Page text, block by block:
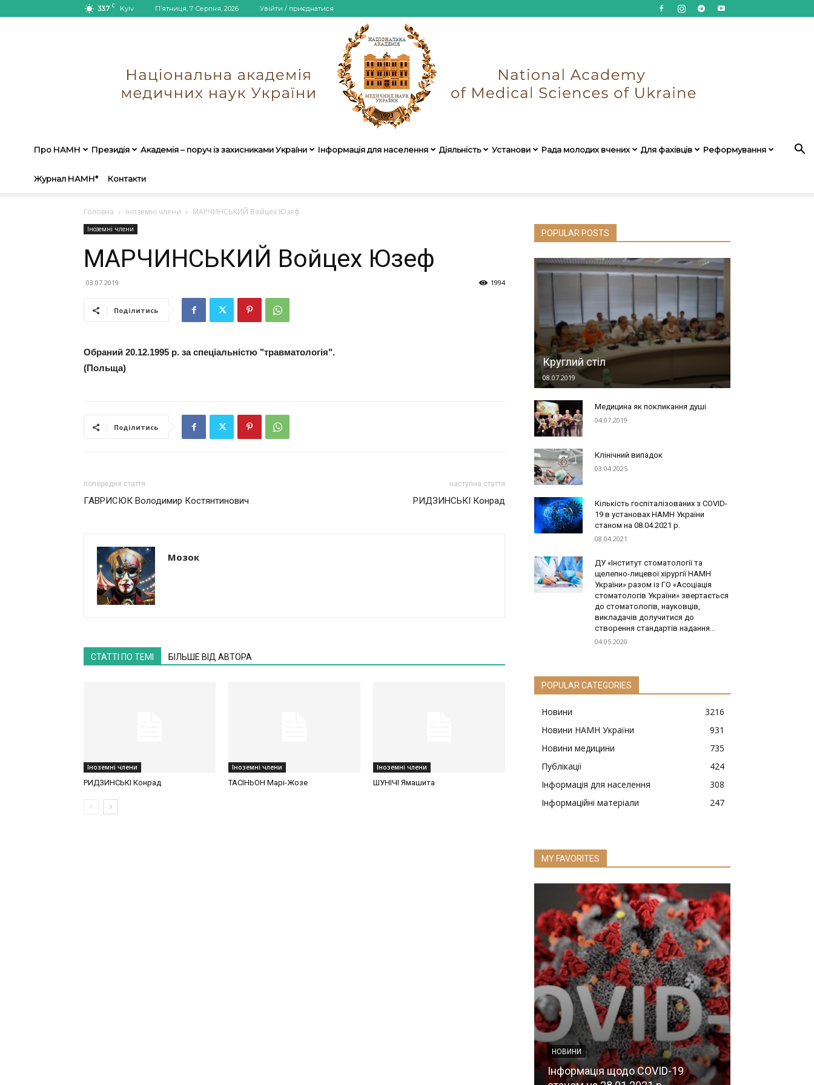
33.7 C Kyiv П’ятниця, 7 Серпня, 2026 Увійти / приєднатися
України
Про НАМН Президія Академія – поруч із захисниками України Інформація для населення Діяльність Установи Рада молодих вчених Для фахівців Реформування
Журнал НАМН* Контакти
Головна Іноземні члени МАРЧИНСЬКИЙ Войцех Юзеф
Іноземні члени
МАРЧИНСЬКИЙ Войцех Юзеф
03.07.2019 1994
Поділитись
Обраний 20.12.1995 р. за спеціальністю "травматологія".
(Польща)
Поділитись
попередня стаття
ГАВРИСЮК Володимир Костянтинович
наступна стаття
РИДЗИНСЬКІ Конрад
Мозок
СТАТТІ ПО ТЕМІ БІЛЬШЕ ВІД АВТОРА
Іноземні члени
РИДЗИНСЬКІ Конрад
Іноземні члени
ТАСІНЬОН Марі-Жозе
Іноземні члени
ШУНІЧІ Ямашита
POPULAR POSTS
Круглий стіл
08.07.2019
Медицина як покликання душі
04.07.2019
Клінічний випадок
03.04.2025
Кількість госпіталізованих з COVID-
19 в установах НАМН України
станом на 08.04.2021 р.
08.04.2021
ДУ «Інститут стоматології та
щелепно-лицевої хірургії НАМН
України» разом із ГО «Асоціація
стоматологів України» звертається
до стоматологів, науковців,
викладачів долучитися до
створення стандартів надання...
04.05.2020
POPULAR CATEGORIES
Новини
3216
Новини НАМН України
931
Новини медицини
735
Публікації
424
Інформація для населення
308
Інформаційні матеріали
247
MY FAVORITES
НОВИНИ
Інформація щодо COVID-19